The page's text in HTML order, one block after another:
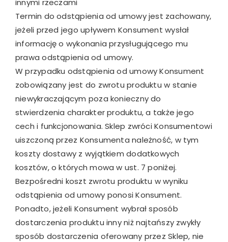
innymi rzeczami
Termin do odstąpienia od umowy jest zachowany,
jeżeli przed jego upływem Konsument wysłał
informację o wykonania przysługującego mu
prawa odstąpienia od umowy.
W przypadku odstąpienia od umowy Konsument
zobowiązany jest do zwrotu produktu w stanie
niewykraczającym poza konieczny do
stwierdzenia charakter produktu, a także jego
cech i funkcjonowania. Sklep zwróci Konsumentowi
uiszczoną przez Konsumenta należność, w tym
koszty dostawy z wyjątkiem dodatkowych
kosztów, o których mowa w ust. 7 poniżej.
Bezpośredni koszt zwrotu produktu w wyniku
odstąpienia od umowy ponosi Konsument.
Ponadto, jeżeli Konsument wybrał sposób
dostarczenia produktu inny niż najtańszy zwykły
sposób dostarczenia oferowany przez Sklep, nie